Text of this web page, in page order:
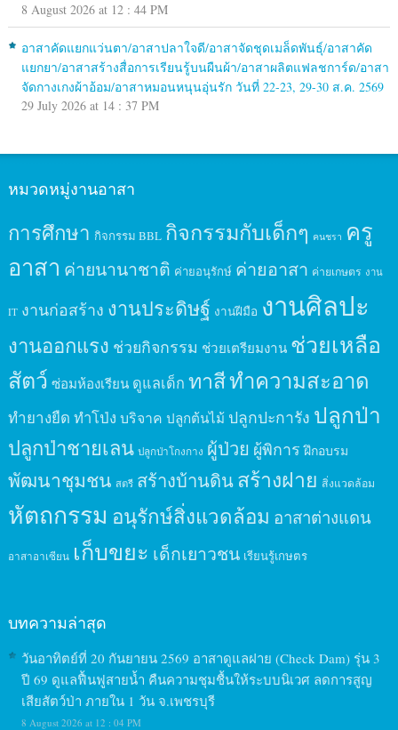
8 August 2026 at 12 : 44 PM
อาสาคัดแยกแว่นตา/อาสาปลาใจดี/อาสาจัดชุดเมล็ดพันธุ์/อาสาคัด
แยกยา/อาสาสร้างสื่อการเรียนรู้บนผืนผ้า/อาสาผลิตแฟลชการ์ด/อาสา
จัดกางเกงผ้าอ้อม/อาสาหมอนหนุนอุ่นรัก วันที่ 22-23, 29-30 ส.ค. 2569
29 July 2026 at 14 : 37 PM
หมวดหมู่งานอาสา
การศึกษา กิจกรรม BBL กิจกรรมกับเด็กๆ คนชรา ครู
อาสา ค่ายนานาชาติ ค่ายอนุรักษ์ ค่ายอาสา ค่ายเกษตร งาน
IT งานก่อสร้าง งานประดิษฐ์ งานฝีมือ งานศิลปะ
งานออกแรง ช่วยกิจกรรม ช่วยเตรียมงาน ช่วยเหลือ
สัตว์ ซ่อมห้องเรียน ดูแลเด็ก ทาสีทำความสะอาด
ทำยางยืด ทำโป่ง บริจาค ปลูกต้นไม้ ปลูกปะการัง ปลูกป่า
ปลูกป่าชายเลน ปลูกป่าโกงกาง ผู้ป่วย ผู้พิการ ฝึกอบรม
พัฒนาชุมชน สตรี สร้างบ้านดินสร้างฝาย สิ่งแวดล้อม
หัตถกรรม อนุรักษ์สิ่งแวดล้อม อาสาต่างแดน
อาสาอาเซียน เก็บขยะ เด็กเยาวชน เรียนรู้เกษตร
บทความล่าสุด
วันอาทิตย์ที่ 20 กันยายน 2569 อาสาดูแลฝาย (Check Dam) รุ่น 3
ปี 69 ดูแลฟื้นฟูสายน้ำ คืนความชุมชื้นให้ระบบนิเวศ ลดการสูญ
เสียสัตว์ป่า ภายใน 1 วัน จ.เพชรบุรี
8 August 2026 at 12 : 04 PM